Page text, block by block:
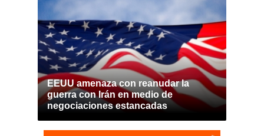
EEUU amenaza con reanudar la
guerra con Irán en medio de
negociaciones estancadas